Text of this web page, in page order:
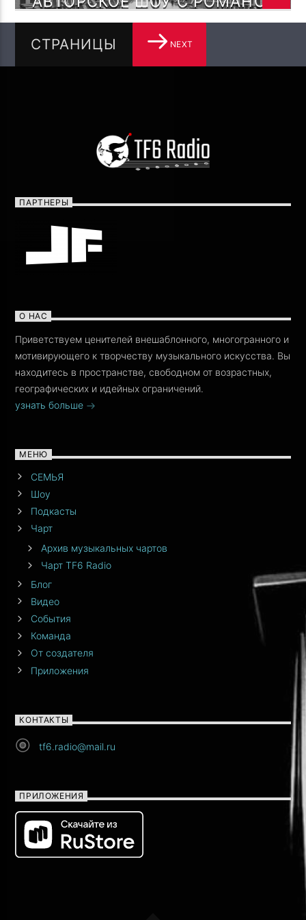
МЕЛЬМОНТ — ГОВОРИ
МУЗЫКОЙ!
СТРАНИЦЫ NEXT
ПАРТНЕРЫ
О НАС
Приветствуем ценителей внешаблонного, многогранного и
мотивирующего к творчеству музыкального искусства. Вы
находитесь в пространстве, свободном от возрастных,
географических и идейных ограничений.
узнать больше
МЕНЮ
СЕМЬЯ
Шоу
Подкасты
Чарт
Архив музыкальных чартов
Чарт TF6 Radio
Блог
Видео
События
Команда
От создателя
Приложения
КОНТАКТЫ
tf6.radio@mail.ru
ПРИЛОЖЕНИЯ